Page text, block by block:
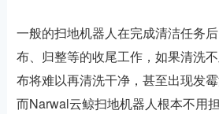
一般的扫地机器人在完成清洁任务
布、归整等的收尾工作，如果清洗
布将难以再清洗干净，甚至出现发霉
而Narwal云鲸扫地机器人根本不用